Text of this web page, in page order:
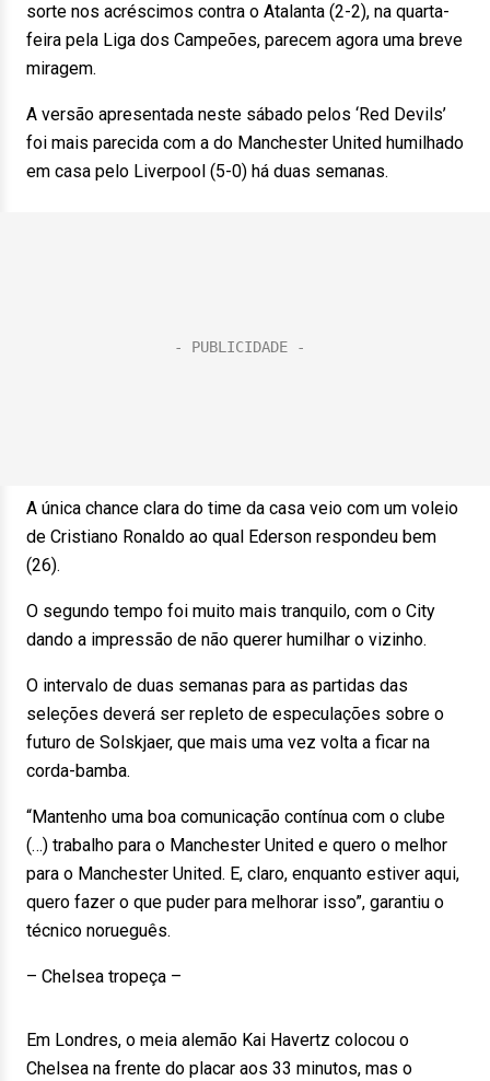
sorte nos acréscimos contra o Atalanta (2-2), na quarta-
feira pela Liga dos Campeões, parecem agora uma breve
miragem.
A versão apresentada neste sábado pelos ‘Red Devils’
foi mais parecida com a do Manchester United humilhado
em casa pelo Liverpool (5-0) há duas semanas.
A única chance clara do time da casa veio com um voleio
de Cristiano Ronaldo ao qual Ederson respondeu bem
(26).
O segundo tempo foi muito mais tranquilo, com o City
dando a impressão de não querer humilhar o vizinho.
O intervalo de duas semanas para as partidas das
seleções deverá ser repleto de especulações sobre o
futuro de Solskjaer, que mais uma vez volta a ficar na
corda-bamba.
“Mantenho uma boa comunicação contínua com o clube
(…) trabalho para o Manchester United e quero o melhor
para o Manchester United. E, claro, enquanto estiver aqui,
quero fazer o que puder para melhorar isso”, garantiu o
técnico norueguês.
– Chelsea tropeça –
Em Londres, o meia alemão Kai Havertz colocou o
Chelsea na frente do placar aos 33 minutos, mas o